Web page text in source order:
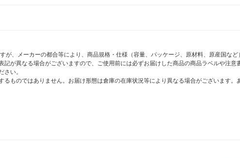
、メーカーの都合等により、商品規格・仕様（容量、パッケージ、原材料、原産国など
が異なる場合がございますので、ご使用前には必ずお届けした商品の商品ラベルや注意
い。
ものではありません。お届け形態は倉庫の在庫状況等により異なる場合がございます。